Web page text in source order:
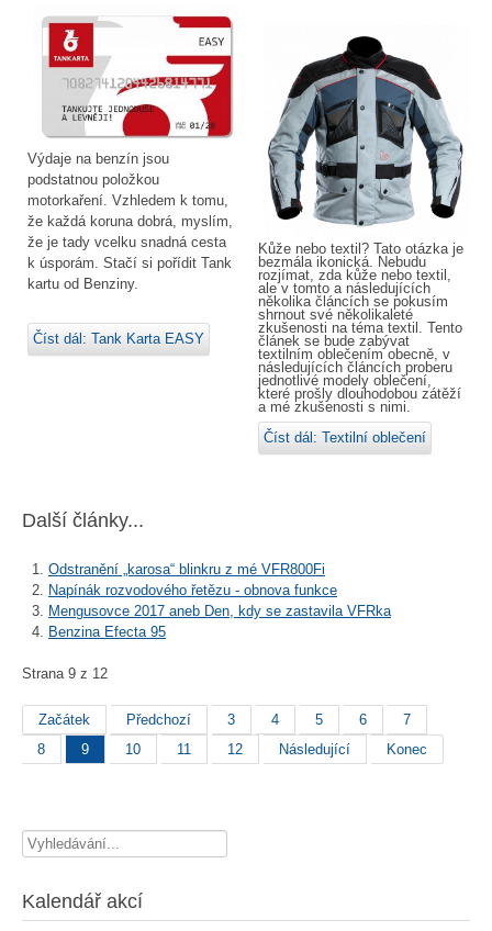
Výdaje na benzín jsou
podstatnou položkou
motorkaření. Vzhledem k tomu,
že každá koruna dobrá, myslím,
že je tady vcelku snadná cesta
k úsporám. Stačí si pořídit Tank
kartu od Benziny.
Číst dál: Tank Karta EASY
Kůže nebo textil? Tato otázka je
bezmála ikonická. Nebudu
rozjímat, zda kůže nebo textil,
ale v tomto a následujících
několika článcích se pokusím
shrnout své několikaleté
zkušenosti na téma textil. Tento
článek se bude zabývat
textilním oblečením obecně, v
následujících článcích proberu
jednotlivé modely oblečení,
které prošly dlouhodobou zátěží
a mé zkušenosti s nimi.
Číst dál: Textilní oblečení
Další články...
Odstranění „karosa“ blinkru z mé VFR800Fi
Napínák rozvodového řetězu - obnova funkce
Mengusovce 2017 aneb Den, kdy se zastavila VFRka
Benzina Efecta 95
Strana 9 z 12
Začátek Předchozí 3 4 5 6
7
8
9 10 11 12 Následující Konec
Vyhledávání...
Kalendář akcí